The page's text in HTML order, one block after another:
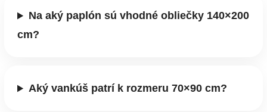
Na aký paplón sú vhodné obliečky 140×200
cm?
Aký vankúš patrí k rozmeru 70×90 cm?